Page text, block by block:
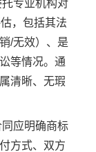
托专业机构对
，包括其法
/无效）、是
等情况。通
清晰、无瑕
同应明确商标
方式、双方